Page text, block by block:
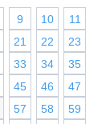
9 10
11
21 22
23
33 34
35
45 46
47
57 58
59